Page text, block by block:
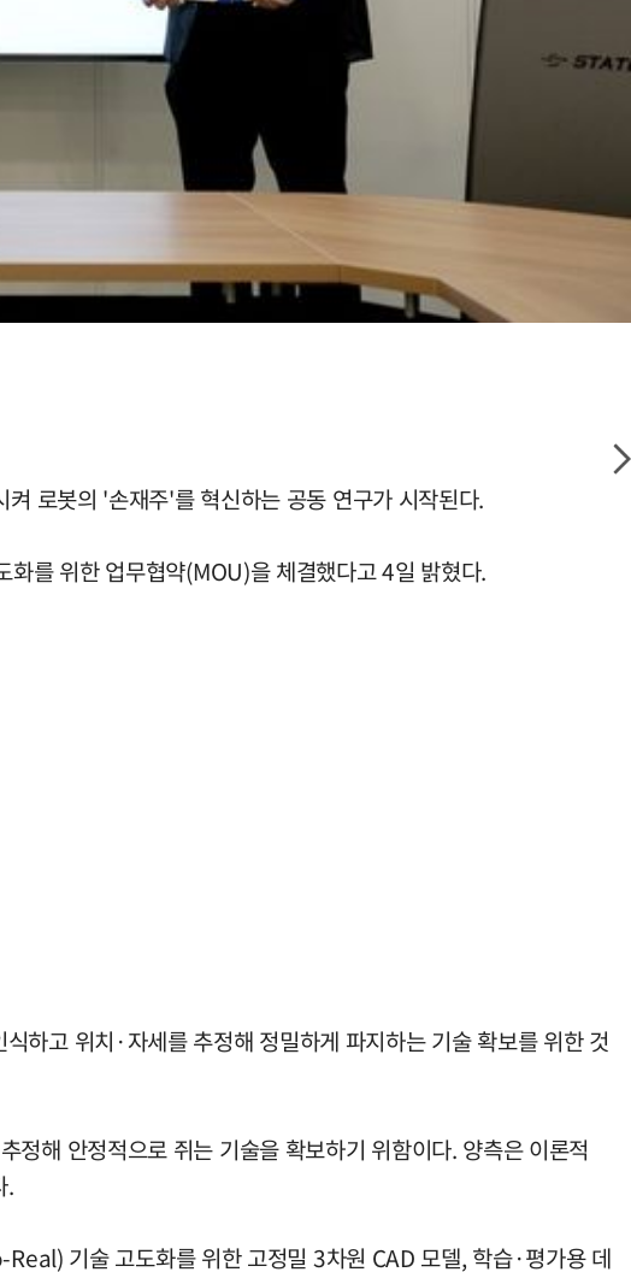
로봇의 '손재주'를 혁신하는 공동 연구가 시작된다.
를 위한 업무협약(MOU)을 체결했다고 4일 밝혔다.
하고 위치·자세를 추정해 정밀하게 파지하는 기술 확보를 위한 것
해 안정적으로 쥐는 기술을 확보하기 위함이다. 양측은 이론적
.
기술 고도화를 위한 고정밀 3차원 CAD 모델, 학습·평가용 데